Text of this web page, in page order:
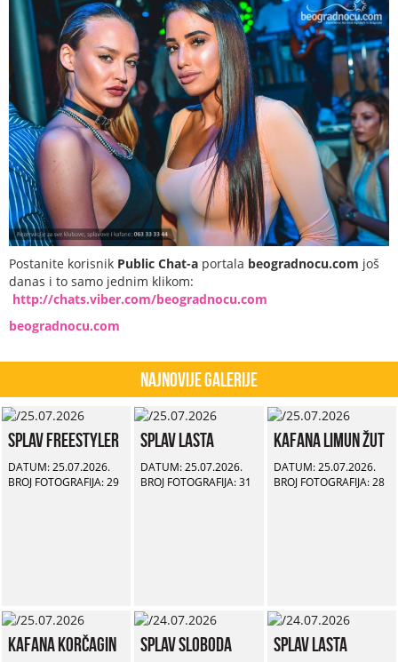
Postanite korisnik Public Chat-a portala beogradnocu.com još
danas i to samo jednim klikom:
http://chats.viber.com/beogradnocu.com
beogradnocu.com
Najnovije Galerije
Splav Freestyler
DATUM: 25.07.2026.
BROJ FOTOGRAFIJA: 29
Splav Lasta
DATUM: 25.07.2026.
BROJ FOTOGRAFIJA: 31
Kafana Limun Žut
DATUM: 25.07.2026.
BROJ FOTOGRAFIJA: 28
Kafana Korčagin Splav Sloboda Splav Lasta